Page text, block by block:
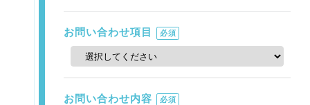
お問い合わせ項目 必須
お問い合わせ内容 必須